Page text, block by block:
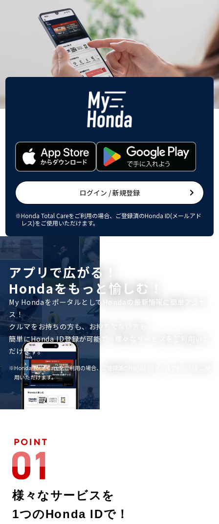
ログイン / 新規登録
※Honda Total Careをご利用の場合、ご登録済のHonda ID(メールアド
レス)をご使用いただけます。
アプリで広がる！
Hondaをもっと愉しむ！
My HondaをポータルとしてHondaの最新情報に簡単アクセ
ス！
クルマをお持ちの方も、お持ちでない方も、
簡単にHonda ID登録が可能で、様々なサービスをご利用いた
だけます。
※Honda Total Careをご利用の場合、ご登録済のHonda ID(メールアドレス)をご使
用いただけます。
様々なサービスを
1つのHonda IDで！